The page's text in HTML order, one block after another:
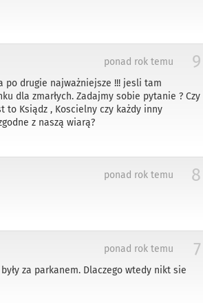
9
ponad rok temu
po drugie najważniejsze !!! jesli tam
dla zmarłych. Zadajmy sobie pytanie ? Czy
to Ksiądz , Koscielny czy każdy inny
z naszą wiarą?
8
ponad rok temu
7
ponad rok temu
za parkanem. Dlaczego wtedy nikt sie